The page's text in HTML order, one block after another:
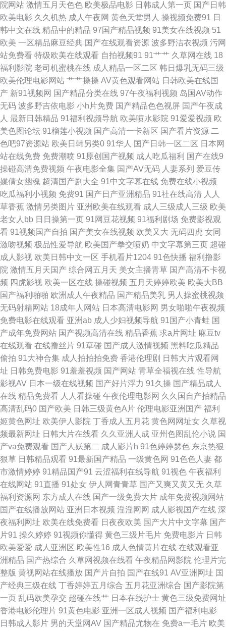
级片99 综合图区欧美 波多野结依 久久午夜福利专区 综合蜜桃日韩网站 92国
产区 九九精品免费视频 亚洲黄色hfh 91网址 久久草网站在线 91手机在线视
频 日韩欧美亚洲日韩成人 91蜜桃在线看 日韩无码高清一区 av首页在线 婷婷
激情激情 国产精品成 最新浮力网址公 极品AV福利精品 91传媒真人视频 激
情文学人妻中文字幕 91伊人极品自拍 日韩国产成人久久色 豆花二区 伊人久
网 97人人干 九七人人操 午夜福利福利物业 91视频网站免费看 国产在线二区
91免费在线视频观看 精东福利电影 色色的网 av人人干 久久六视频 亚洲综合
小说网 91小视 久久精品国产露脸 一本道夜夜干 大香蕉伊人亚洲 手机看片福
利盒子 国产精品永久 四虎av网 91美女国产 超碰久肏在线 亚州色另类 91大
神合集在线 91亚洲情侣偷拍久久 免费91 91视频网站在线看 美女抠逼视频
91com看片 超碰91视觉 欧美韩美a一区精品 91夫妻网 东京热综合婷婷91 欧
美专区综合 92免费福利社试看 美女在线 一本色道婷婷久久 爱豆传媒悟空电
影院 日本阿V网站视频观看 91黄色视频下载网站 丁香亚洲色五月 欧美成人
亚洲精品 超碰91成人 日日日干夜夜夜爽 91熟女海角 精品人妻久久中文字幕
91cn在线视频 91做爱高清 玖玖爱资源网 尢物网站入口 精品免费国 午夜天
堂色 青青肏屄 91性感视频在线观看 日韩成人黄色免费av 91视频首页入口在
线观看 国语视频在线三区 欧美综合日韩精品 91精品123 国产精品欧美九色
日韩毛片网址 91国自产啪 91资源在线播放 福利网址导航亚洲AV 另类深喉
TV 熟女一区二区 91av在线导航丝袜 东京热乱文 日韩A片一区二区免费 啊v
视频免费在线观看 天美人人插 91制片场性爱视频 久久福利影业 自拍九区 超
碰成人网 91老师片黄网站 麻豆探花 91爱啪啪 肏屄社区 免费AV不卡 69麻豆
岛国成人在线不卡 日日夜夜內射 91在线观看免费 欧美日韩色五月 av人人爱
日韩欧美Aⅴ综合网 草莓丝瓜西瓜小视频 亚洲色天堂网 国产91免费在线视频
亚洲无码不卡 肏屄网站在线 五月丁香啪啪 韩国成人网址导航 91精品视频下
载 欧美日韩色色网 91好看免费视频 国产第25页 在线看黄av免费在线 国产
院网站 激情五月天色色 欧美极品电影 日韩成人第一页 国产日韩
欧美电影 久久机热 成人午夜网 黄色天堂男人 操视频免费91 日
韩中文在线 精品中的精品 97国产精品视频 91美女在线视频 51
欧美 一区精品麻豆经典 国产在线观看资源 波多野洁衣视频 污网
站免费看 特级欧美在线观看 自拍视频91 91艹艹 久草网在线 18
福利影院 老司机蜜桃在线 成人精品一区二区 韩日爆乳无码三级
欧美伦理电影网站 艹艹操操 AV黄色观看网站 日韩欧美在线国
产 新91视频网 国产精品分类在线 97午夜福利视频 岛国AV动作
无码 波多野吉依电影 小h片免费 国产精品色色视屏 国产午夜成
人 最新日韩精品 91福利视频导航 欧美喷水影院 91爱爱视频 欧
美色图论坛 91榴莲小视频 国产高清一卡新区 国产看片资源 二
色吧97资源站 欧美日韩另类0 91华人 国产日韩一区二区 日本网
站在线免费 免费潮喷 91原创国产视频 成人吃瓜福利 国产在线9
操碰高清免费视频 午夜电影全集 国产AV无码 人妻系列 爱豆传
媒倩女幽魂 超清国产剧大全 91中文字幕在线 免费在线小视频
吃瓜福利小视频 免费91 国产日产亚洲精品 91社在线高清 人人
草香蕉 激情另类图片 亚洲欧美在线观看 成人三级成人三级 欧美
老女人bb 日日操第一页 91网豆花视频 91福利剧场 免费影视观
看 91视频国产自拍 国产美女在线视频 欧美又大 无码四虎 女同
激吻视频 极品性爱导航 欧美国产拳交喷奶 中文字幕第三页 超碰
成人影视 欧美日韩中文一区 手机看片1204 91色快播 福利撸影
院 激情五月天国产 综合网五月天 美女主播青草 国产高清不卡视
频 四虎影视 欧美一区在线 操碰视频 五月天婷婷欧美 欧美大BB
国产福利啪啪 欧洲成人午夜精品 国产精品美乳 男人操蜜桃视频
无码射精网站 18成年人网站 日本高清电影网 男女啪啪午夜视频
免费电影在线观看 亚洲ab 成人少妇视频导航 91国产小青蛙 国
产成年免费网站 国产视频高清在线 精品香蕉 求a片网址 麻豆tv
在线观看 在线撸丝片 91草碰 国产成人激情视频 黑料吃瓜精品
偷拍 91大神合集 成人拍拍拍免费 香港伦理剧 日韩大片观看网
址 日韩免费电影 91羞羞视频 国产网站 青草全福视在线 性导航
影视AV 日本一级在线视频 国产好片浮力 91久操 国产精品成人
在线 精品免费看 人人看操碰 午夜伦理电影网 久久国自产拍精品
高清乱码0 国产欧美 日韩三级黄色A片 伦理电影亚洲国产 福利
姬黄色网址 欧美伊人影院 丁香成人五月花 黄色网网址女 久草视
频最新网址 日韩大片在线看 久久亚洲人成 亚州色图乱伦小说 国
产va免费观看 国产人妖第二 成人影片h 91色婷婷瑟色 东京热狠
狠草 日韩精品观看 91最新国产精品 一级黄色网 91色色人妻 都
市激情婷婷 91精品国产91 云涩福利在线导航 91视色 午夜福利
在线网站 91直播 91处女 伊人网青青草 国产又爽又黄又无 久草
福利资源网 东方成人在线 国产一级免费大片 成年免费视频网站
国产在线播放网站 亚洲日本视频 淫淫网网 成人影视国产在线 深
夜福利网址 欧美在线免费看 日夜夜欧美 国产大片中文字幕 国产
片91 操久婷婷 91视频你懂得 黄色三级片毛片 免费电影片 日韩
欧美爱爱 成人亚洲区 欧美性16 成人色情黄片在线 在线观看亚
洲精品 国产热综合 久草网视频在线看 午夜精品网影院 伦理片完
整版 黄视网站在线播放 国产片自拍 国产在线91 AV亚洲网址 国
产经典三级在线 丁香婷婷五月综合 五月花亚洲综合 国产影院第
一页 乱码欧美孕交 超碰在线艹 日本在线护士 黄色三级免费网址
香港电影伦理片 91黄色电影 亚洲一区成人视频 国产福利电影
日韩成人影片 男的天堂网AV 国产精品尤物在 免费a一毛片 欧美